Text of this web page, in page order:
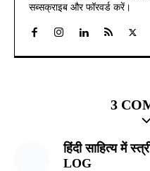
सब्सक्राइब और फॉरवर्ड करें।
3
हिंदी साहित्य में
LOG